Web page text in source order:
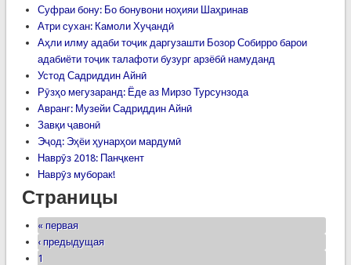
Суфраи бону: Бо бонувони ноҳияи Шаҳринав
Атри сухан: Камоли Хуҷандӣ
Аҳли илму адаби тоҷик даргузашти Бозор Собирро барои
адабиёти тоҷик талафоти бузург арзёбӣ намуданд
Устод Садриддин Айнӣ
Рӯзҳо мегузаранд: Ёде аз Мирзо Турсунзода
Авранг: Музейи Садриддин Айнӣ
Завқи ҷавонӣ
Эҷод: Эҳёи ҳунарҳои мардумӣ
Наврӯз 2018: Панҷкент
Наврӯз муборак!
Страницы
« первая
‹ предыдущая
1